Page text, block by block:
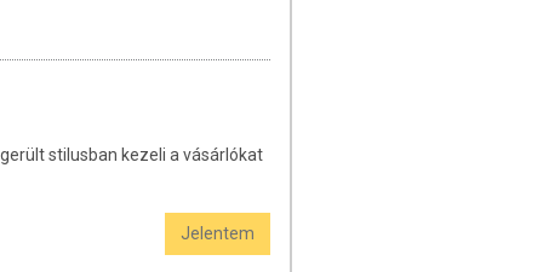
stilusban kezeli a vásárlókat
Jelentem